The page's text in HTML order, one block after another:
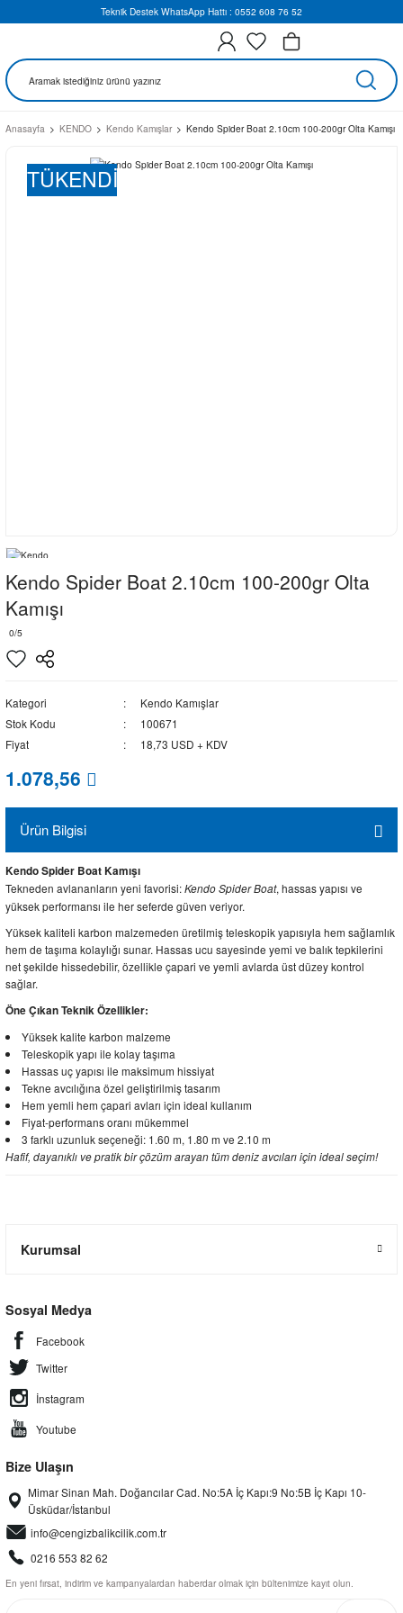
Teknik Destek WhatsApp Hattı : 0552 608 76 52
Anasayfa KENDO Kendo Kamışlar Kendo Spider Boat 2.10cm 100-200gr Olta Kamışı
TÜKENDİ
Kendo Spider Boat 2.10cm 100-200gr Olta
Kamışı
0/5
Kategori
Kendo Kamışlar
Stok Kodu
100671
Fiyat
18,73 USD + KDV
1.078,56
Ürün Bilgisi
Kendo Spider Boat Kamışı
Tekneden avlananların yeni favorisi:Kendo Spider Boat, hassas yapısı ve
yüksek performansı ile her seferde güven veriyor.
Yüksek kaliteli karbon malzemeden üretilmiş teleskopik yapısıyla hem sağlamlık
hem de taşıma kolaylığı sunar. Hassas ucu sayesinde yemi ve balık tepkilerini
net şekilde hissedebilir, özellikle çapari ve yemli avlarda üst düzey kontrol
sağlar.
Öne Çıkan Teknik Özellikler:
Yüksek kalite karbon malzeme
Teleskopik yapı ile kolay taşıma
Hassas uç yapısı ile maksimum hissiyat
Tekne avcılığına özel geliştirilmiş tasarım
Hem yemli hem çapari avları için ideal kullanım
Fiyat-performans oranı mükemmel
3 farklı uzunluk seçeneği: 1.60 m, 1.80 m ve 2.10 m
Hafif, dayanıklı ve pratik bir çözüm arayan tüm deniz avcıları için ideal seçim!
Kurumsal
Sosyal Medya
Facebook
Twitter
İnstagram
Youtube
Bize Ulaşın
Mimar Sinan Mah. Doğancılar Cad. No:5A İç Kapı:9 No:5B İç Kapı 10-
Üsküdar/İstanbul
info@cengizbalikcilik.com.tr
0216 553 82 62
En yeni fırsat, indirim ve kampanyalardan haberdar olmak için bültenimize kayıt olun.